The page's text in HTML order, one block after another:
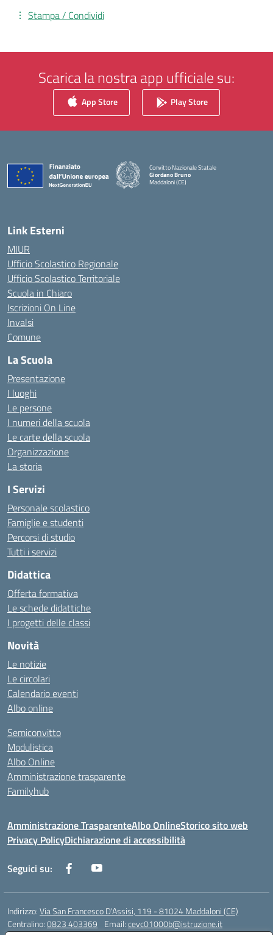
Stampa / Condividi
Scarica la nostra app ufficiale su:
App Store Play Store
Convitto Nazionale Statale
Giordano Bruno
Maddaloni (CE)
Link Esterni
MIUR
Ufficio Scolastico Regionale
Ufficio Scolastico Territoriale
Scuola in Chiaro
Iscrizioni On Line
Invalsi
Comune
La Scuola
Presentazione
I luoghi
Le persone
I numeri della scuola
Le carte della scuola
Organizzazione
La storia
I Servizi
Personale scolastico
Famiglie e studenti
Percorsi di studio
Tutti i servizi
Didattica
Offerta formativa
Le schede didattiche
I progetti delle classi
Novità
Le notizie
Le circolari
Calendario eventi
Albo online
Semiconvitto
Modulistica
Albo Online
Amministrazione trasparente
Familyhub
Amministrazione TrasparenteAlbo OnlineStorico sito web
Privacy PolicyDichiarazione di accessibilità
Seguici su:
Indirizzo:Via San Francesco D'Assisi, 119 - 81024 Maddaloni (CE)
Centralino:0823 403369 Email:cevc01000b@istruzione.it